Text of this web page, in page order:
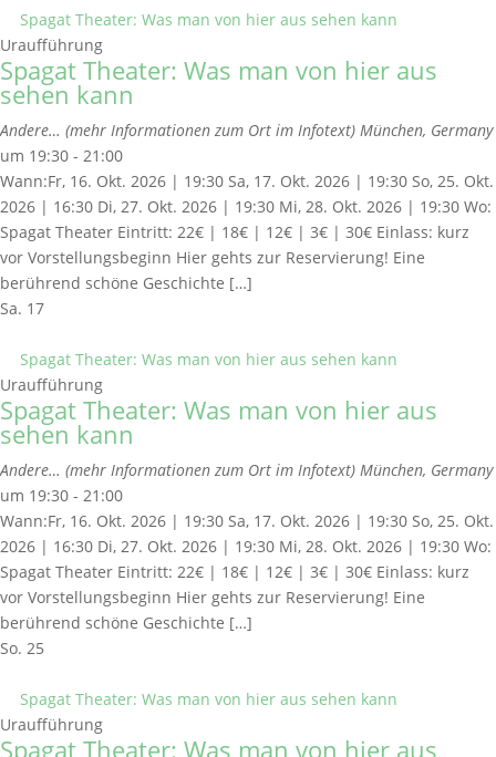
Spagat Theater: Was man von hier aus sehen kann
Uraufführung
Spagat Theater: Was man von hier aus
sehen kann
Andere… (mehr Informationen zum Ort im Infotext) München, Germany
um 19:30 - 21:00
Wann:Fr, 16. Okt. 2026 | 19:30 Sa, 17. Okt. 2026 | 19:30 So, 25. Okt.
2026 | 16:30 Di, 27. Okt. 2026 | 19:30 Mi, 28. Okt. 2026 | 19:30 Wo:
Spagat Theater Eintritt: 22€ | 18€ | 12€ | 3€ | 30€ Einlass: kurz
vor Vorstellungsbeginn Hier gehts zur Reservierung! Eine
berührend schöne Geschichte […]
Sa. 17
Spagat Theater: Was man von hier aus sehen kann
Uraufführung
Spagat Theater: Was man von hier aus
sehen kann
Andere… (mehr Informationen zum Ort im Infotext) München, Germany
um 19:30 - 21:00
Wann:Fr, 16. Okt. 2026 | 19:30 Sa, 17. Okt. 2026 | 19:30 So, 25. Okt.
2026 | 16:30 Di, 27. Okt. 2026 | 19:30 Mi, 28. Okt. 2026 | 19:30 Wo:
Spagat Theater Eintritt: 22€ | 18€ | 12€ | 3€ | 30€ Einlass: kurz
vor Vorstellungsbeginn Hier gehts zur Reservierung! Eine
berührend schöne Geschichte […]
So. 25
Spagat Theater: Was man von hier aus sehen kann
Uraufführung
Spagat Theater: Was man von hier aus